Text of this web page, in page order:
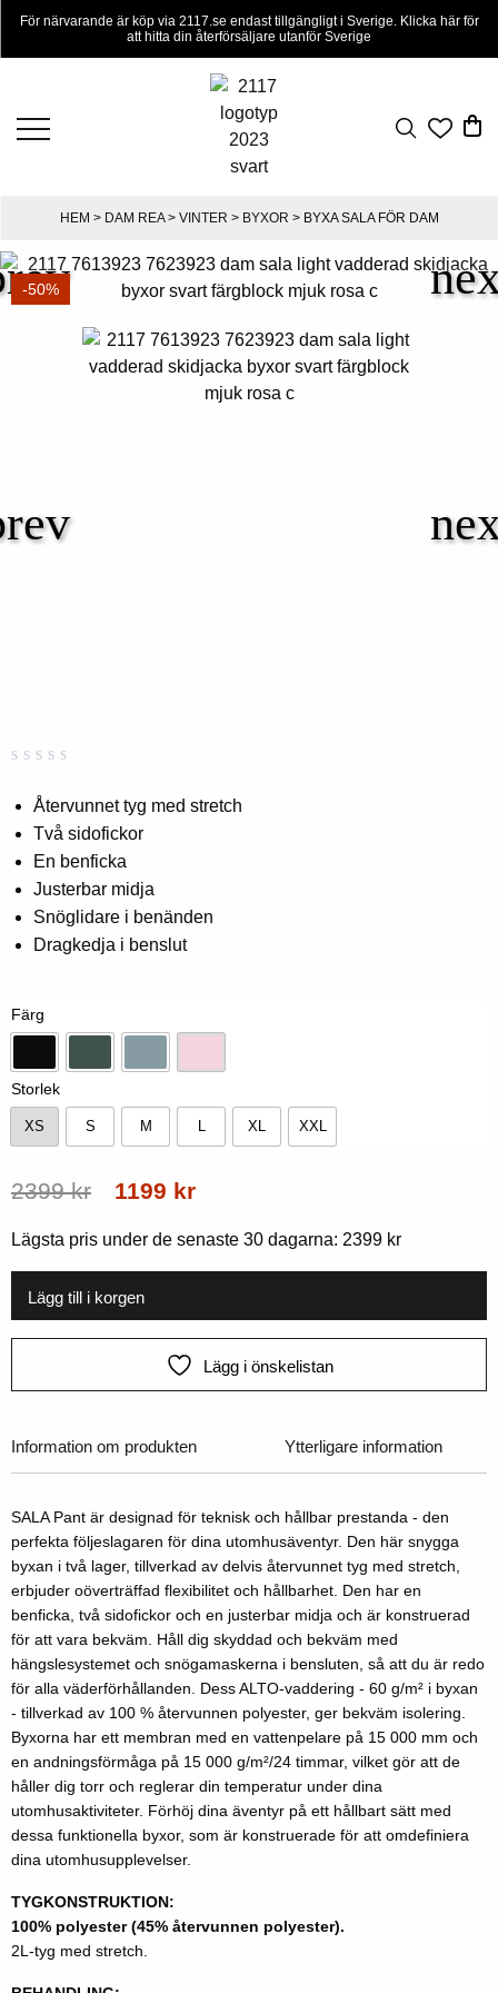
För närvarande är köp via 2117.se endast tillgängligt i Sverige. Klicka här för
att hitta din återförsäljare utanför Sverige
HEM > DAM REA> VINTER > BYXOR > BYXA SALA FÖR DAM
-50%
0,00
av
5
baserat
på
kundbetyg
Återvunnet tyg med stretch
Två sidofickor
En benficka
Justerbar midja
Snöglidare i benänden
Dragkedja i benslut
Färg
Svart SkogsgrönOcean
Storlek
XS S M XL XXL
2399kr
Ursprungligt
pris
2399
kr.
1199 krNuvarande
kr.
Lägsta pris under de senaste 30 dagarna: 2399 kr
Lägg till i korgen
Lägg i önskelistan
Information om produkten Ytterligare information
SALA Pant är designad för teknisk och hållbar prestanda - den
perfekta följeslagaren för dina utomhusäventyr. Den här snygga
byxan i två lager, tillverkad av delvis återvunnet tyg med stretch,
erbjuder oöverträffad flexibilitet och hållbarhet. Den har en
benficka, två sidofickor och en justerbar midja och är konstruerad
för att vara bekväm. Håll dig skyddad och bekväm med
hängslesystemet och snögamaskerna i bensluten, så att du är redo
för alla väderförhållanden. Dess ALTO-vaddering - 60 g/m² i byxan
- tillverkad av 100 % återvunnen polyester, ger bekväm isolering.
Byxorna har ett membran med en vattenpelare på 15 000 mm och
en andningsförmåga på 15 000 g/m²/24 timmar, vilket gör att de
håller dig torr och reglerar din temperatur under dina
utomhusaktiviteter. Förhöj dina äventyr på ett hållbart sätt med
dessa funktionella byxor, som är konstruerade för att omdefiniera
dina utomhusupplevelser.
TYGKONSTRUKTION:
100% polyester (45% återvunnen polyester).
2L-tyg med stretch.